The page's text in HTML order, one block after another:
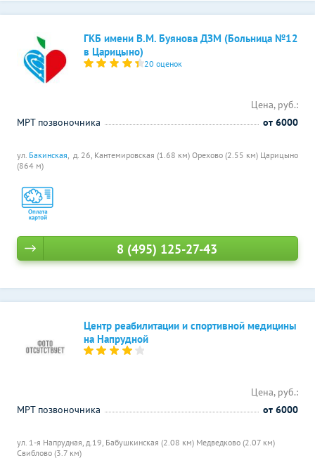
ГКБ имени В.М. Буянова ДЗМ (Больница №12
в Царицыно)
20 оценок
ул. Бакинская, д. 26, Кантемировская (1.68 км) Орехово (2.55 км) Царицыно
(864 м)
Цена, руб.:
МРТ позвоночника
от 6000
8 (495) 125-27-43
Центр реабилитации и спортивной медицины
на Напрудной
ул. 1-я Напрудная, д.19, Бабушкинская (2.08 км) Медведково (2.07 км)
Свиблово (3.7 км)
Цена, руб.:
МРТ позвоночника
от 6000